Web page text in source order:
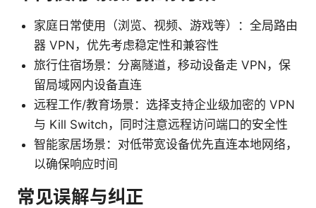
家庭日常使用（浏览、视频、游戏等）：全局路由
器 VPN，优先考虑稳定性和兼容性
旅行住宿场景：分离隧道，移动设备走 VPN，保
留局域网内设备直连
远程工作/教育场景：选择支持企业级加密的 VPN
与 Kill Switch，同时注意远程访问端口的安全性
智能家居场景：对低带宽设备优先直连本地网络，
以确保响应时间
常见误解与纠正